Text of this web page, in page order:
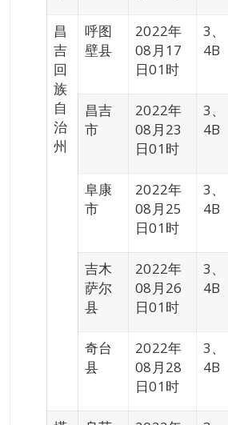
昌
吉
回
族
自
治
州
呼图
壁县
2022年
08月17
日01时
3、
4B
昌吉
市
2022年
08月23
日01时
3、
4B
阜康
市
2022年
08月25
日01时
3、
4B
吉木
萨尔
县
2022年
08月26
日01时
3、
4B
奇台
县
2022年
08月28
日01时
3、
4B